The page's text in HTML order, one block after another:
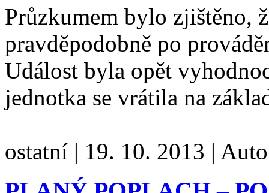
Průzkumem bylo zjištěno,
pravděpodobně po
Událost byla opět
jednotka se vrátila na
ostatní | 19. 10. 2013 |